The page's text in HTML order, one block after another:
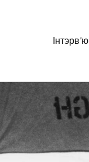
Інтэрв’ю